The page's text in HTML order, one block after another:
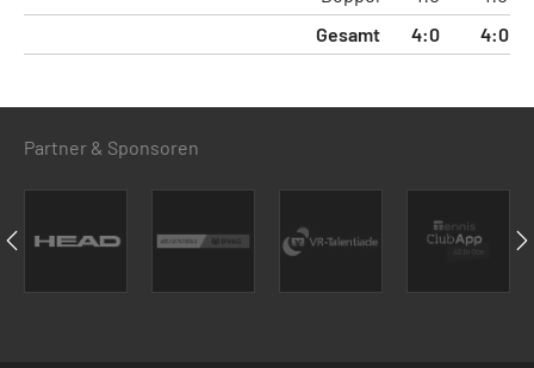
Gesamt
4:0 4:0
Partner & Sponsoren